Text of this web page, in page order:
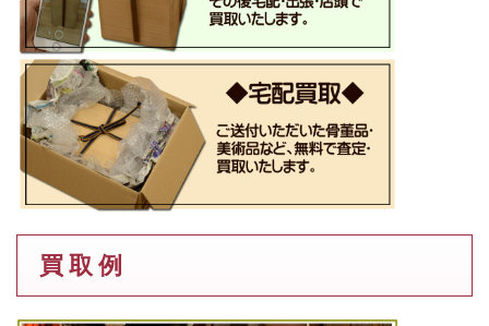
買 取 例